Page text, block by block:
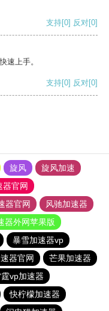
支持[0] 反对[0]
速上手。
支持[0] 反对[0]
旋风
旋风加速
器官网
器官网
风驰加速器
器外网苹果版
暴雪加速器vp
器官网
芒果加速器
vp加速器
快柠檬加速器